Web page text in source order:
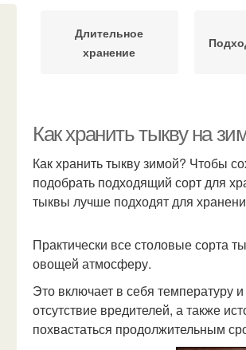
Длительное
хранение
Как хранить тыкву на
Как хранить тыкву зимой? Чтобы
подобрать подходящий сорт для
тыквы лучше подходят для
Практически все столовые сорта
овощей атмосферу.
Это включает в себя температуру
отсутствие вредителей, а также
похвастаться продолжительным